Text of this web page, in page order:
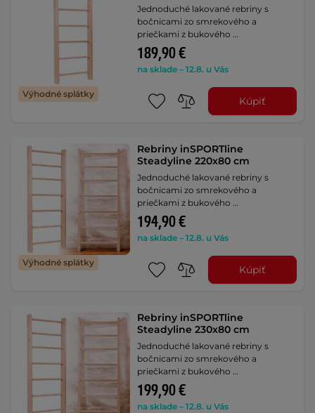
Výhodné splátky
Jednoduché lakované rebriny s
bočnicami zo smrekového a
priečkami z bukového …
189,90 €
na sklade – 12.8. u Vás
Kúpiť
Výhodné splátky
Rebriny inSPORTline
Steadyline 220x80 cm
Jednoduché lakované rebriny s
bočnicami zo smrekového a
priečkami z bukového …
194,90 €
na sklade – 12.8. u Vás
Kúpiť
Rebriny inSPORTline
Steadyline 230x80 cm
Jednoduché lakované rebriny s
bočnicami zo smrekového a
priečkami z bukového …
199,90 €
na sklade – 12.8. u Vás